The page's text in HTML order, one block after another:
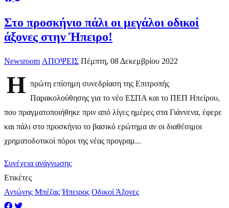
Στο προσκήνιο πάλι οι μεγάλοι οδικοί
άξονες στην Ήπειρο!
Newsroom ΑΠΟΨΕΙΣ Πέμπτη, 08 Δεκεμβρίου 2022
Η πρώτη επίσημη συνεδρίαση της Επιτροπής
Παρακολούθησης για το νέο ΕΣΠΑ και το ΠΕΠ Ηπείρου,
που πραγματοποιήθηκε πριν από λίγες ημέρες στα Γιάννενα, έφερε
και πάλι στο προσκήνιο το βασικό ερώτημα αν οι διαθέσιμοι
χρηματοδοτικοί πόροι της νέας προγραμ...
Συνέχεια ανάγνωσης
Ετικέτες
Αντώνης Μπέζας Ήπειρος Οδικοί Άξονες